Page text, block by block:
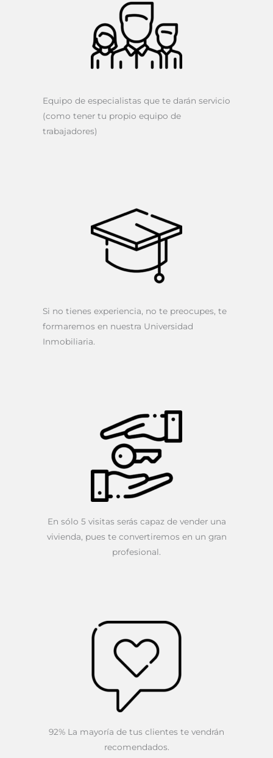
Equipo de especialistas que te darán servicio
(como tener tu propio equipo de
trabajadores)
Si no tienes experiencia, no te preocupes, te
formaremos en nuestra Universidad
Inmobiliaria.
En sólo 5 visitas serás capaz de vender una
vivienda, pues te convertiremos en un gran
profesional.
92% La mayoría de tus clientes te vendrán
recomendados.